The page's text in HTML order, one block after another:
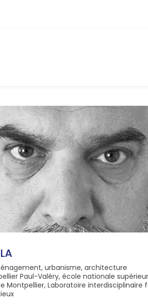
urbanisme, architecture
Paul-Valéry, école nationale
Montpellier, Laboratoire interdisciplinaire